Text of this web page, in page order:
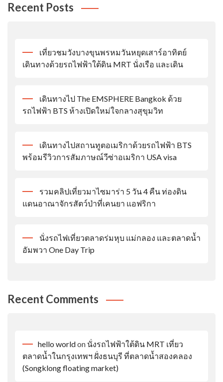
Recent Posts
เที่ยวชมวังบางขุนพรหมวันหยุดเสาร์อาทิตย์
เดินทางด้วยรถไฟฟ้าใต้ดิน MRT นั่งเรือ และเดิน
เดินทางไป The EMSPHERE Bangkok ด้วย
รถไฟฟ้า BTS ห้างเปิดใหม่ใจกลางสุขุมวิท
เดินทางไปสถานทูตอเมริกาด้วยรถไฟฟ้า BTS
พร้อมรีวิวการสัมภาษณ์วีซ่าอเมริกา USA visa
รวมคลิปเที่ยวมาไซมาร่า 5 วัน 4 คืน ท่องดิน
แดนอาณาจักรสัตว์ป่าที่เคนยา แอฟริกา
นั่งรถไฟเที่ยวตลาดร่มหุบ แม่กลอง และตลาดน้ำ
อัมพวา One Day Trip
Recent Comments
hello worldon นั่งรถไฟฟ้าใต้ดิน MRT เที่ยว
ตลาดน้ำในกรุงเทพฯ ฝั่งธนบุรี ที่ตลาดน้ำสองคลอง
(Songklong floating market)